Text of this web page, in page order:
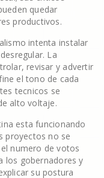
quedar
productivos.
intenta instalar
La
revisar y advertir
el tono de cada
tecnicos se
alto voltaje.
esta funcionando
proyectos no se
numero de votos
los gobernadores y
su postura